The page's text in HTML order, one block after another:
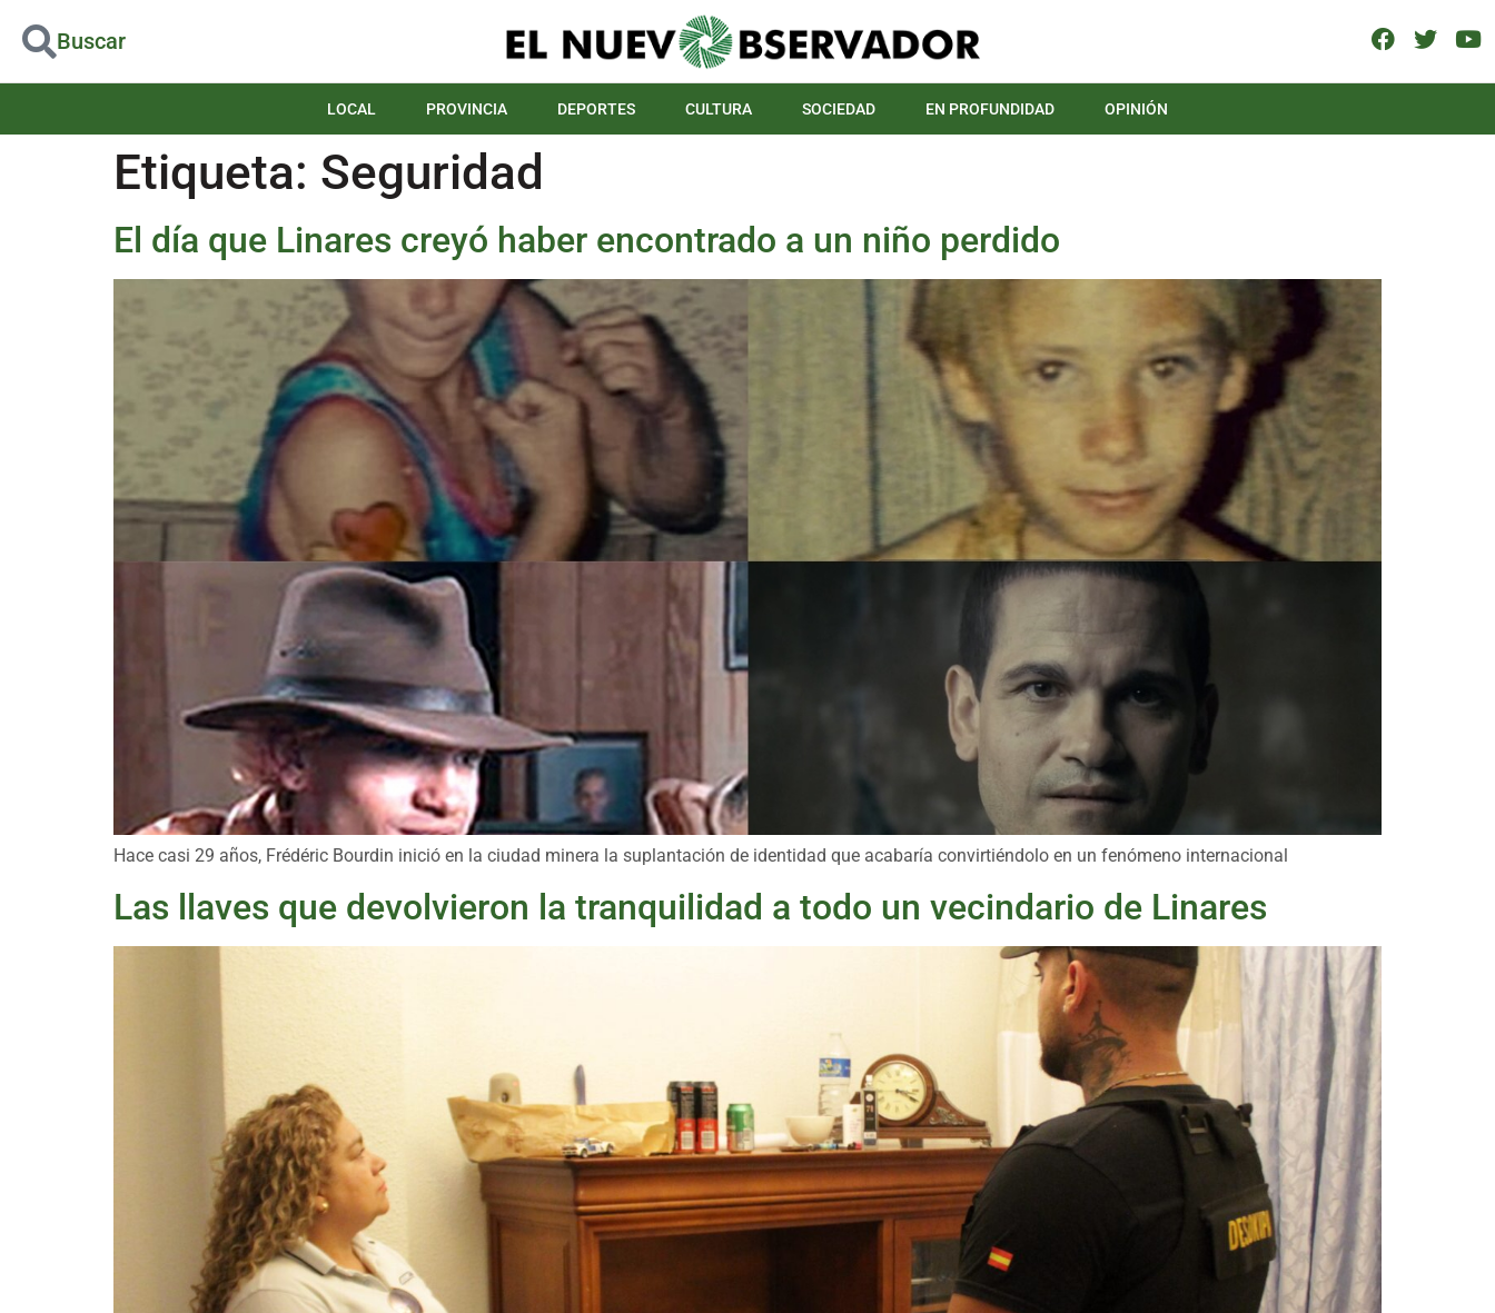
Buscar
LOCAL PROVINCIA DEPORTES CULTURA SOCIEDAD EN PROFUNDIDAD OPINIÓN
Etiqueta: Seguridad
El día que Linares creyó haber encontrado a un niño perdido
Hace casi 29 años, Frédéric Bourdin inició en la ciudad minera la suplantación de identidad que acabaría convirtiéndolo en un fenómeno internacional
Las llaves que devolvieron la tranquilidad a todo un vecindario de Linares